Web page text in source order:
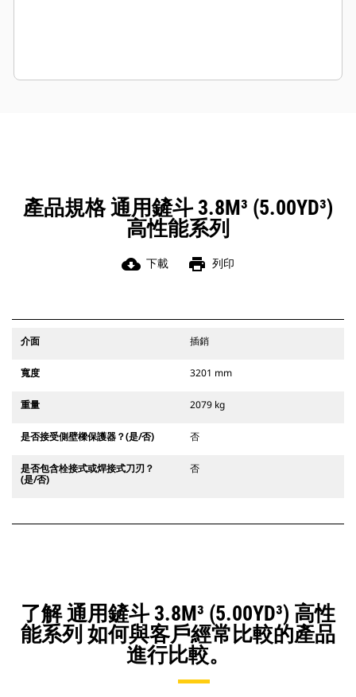
產品規格 通用鏟斗 3.8M³ (5.00YD³)
高性能系列
cloud_download 下載 print 列印
介面 插銷
寬度 3201 mm
重量 2079 kg
是否接受側壁樑保護器？(是/否) 否
是否包含栓接式或焊接式刀刃？
(是/否)
否
了解 通用鏟斗 3.8M³ (5.00YD³) 高性
能系列 如何與客戶經常比較的產品
進行比較。